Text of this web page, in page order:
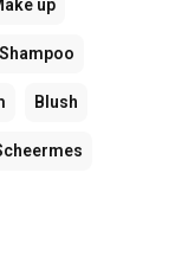
up
Shampoo
Blush